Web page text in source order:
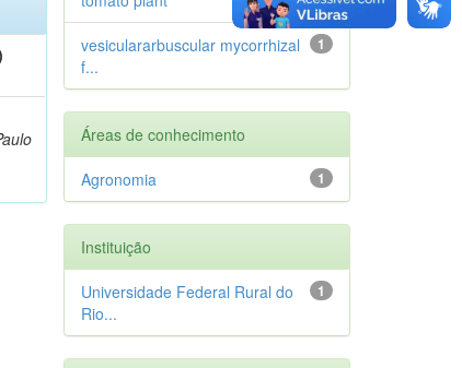
1
vesiculararbuscular mycorrhizal
f...
Áreas de conhecimento
1
Agronomia
Instituição
1
Universidade Federal Rural do
Rio...